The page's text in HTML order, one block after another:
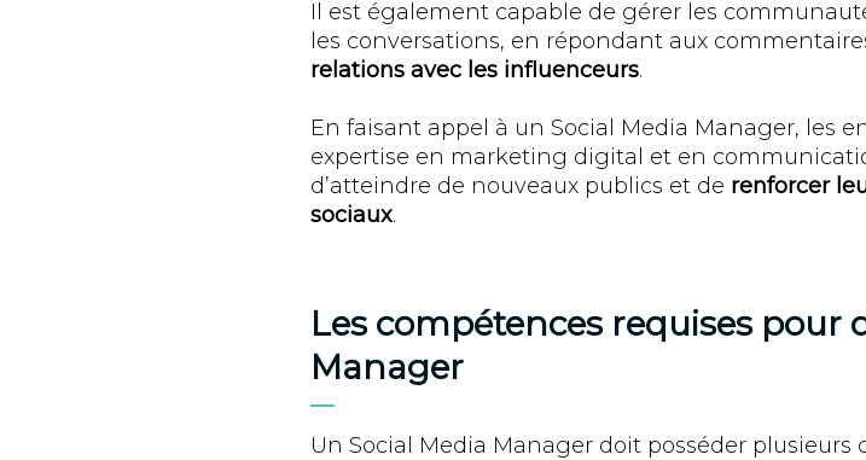
Il est également capable de gérer les
les conversations, en répondant aux
relations avec les influenceurs.
En faisant appel à un Social Media Manager, les
expertise en marketing digital et en
d’atteindre de nouveaux publics et de renforcer
sociaux.
Les compétences requises pour
Manager
Un Social Media Manager doit posséder